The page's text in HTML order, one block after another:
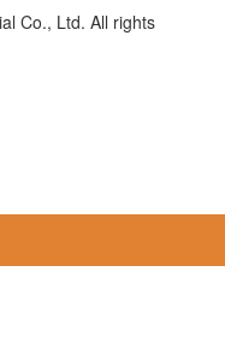
Co., Ltd. All rights